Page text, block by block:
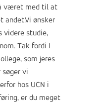
været med til at
andet.Vi ønsker
videre studie,
Tak fordi I
som jeres
søger vi
hos UCN i
er du meget